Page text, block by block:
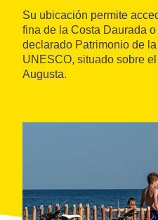
Su ubicación permite
fina de la Costa Daurada o
declarado Patrimonio de
UNESCO, situado sobre
Augusta.